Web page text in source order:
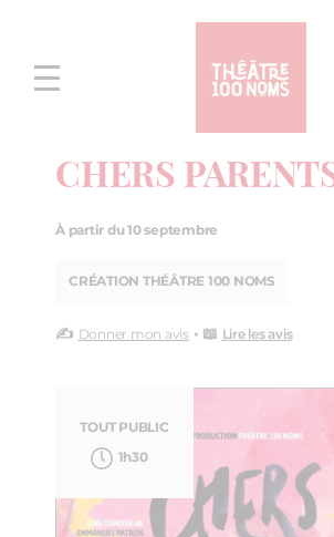
menu
CHERS
À partir du 10 septembre
CRÉATION THÉÂTRE 100 NOMS
✍️ Donner mon avis• 📖 Lire les avis
TOUT PUBLIC
1h30